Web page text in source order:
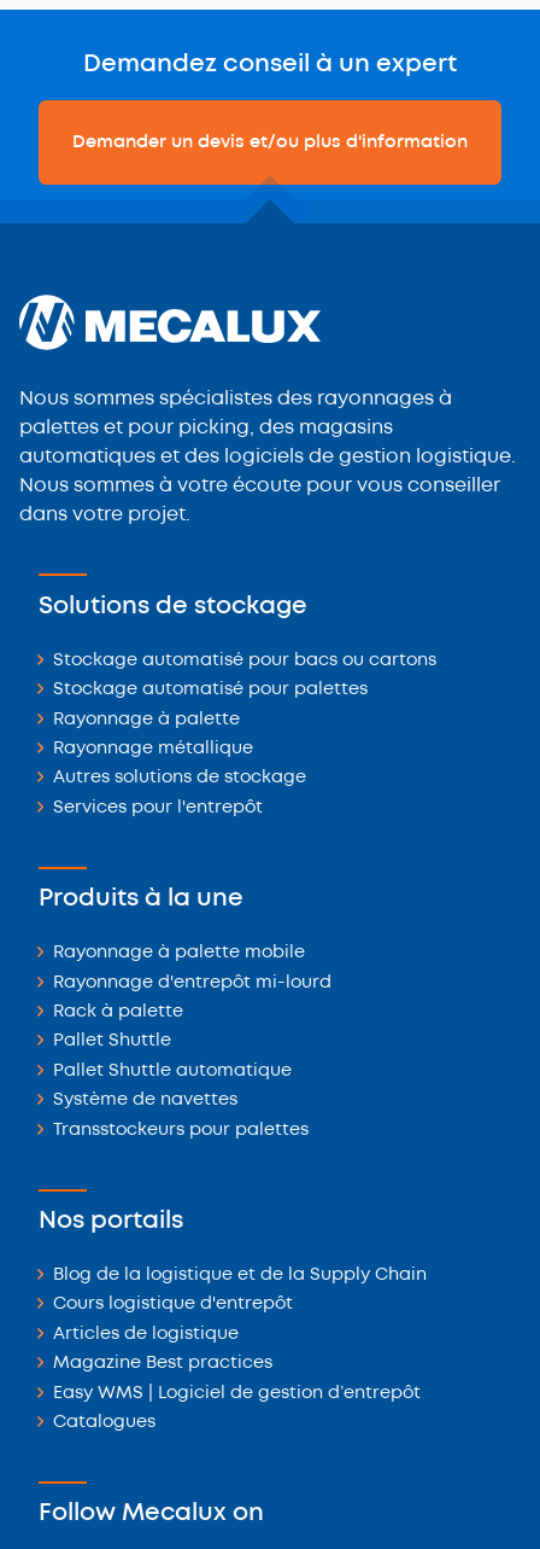
Demandez conseil à un expert
Demander un devis et/ou plus d'information
Nous sommes spécialistes des rayonnages à
palettes et pour picking, des magasins
automatiques et des logiciels de gestion logistique.
Nous sommes à votre écoute pour vous conseiller
dans votre projet.
Solutions de stockage
Stockage automatisé pour bacs ou cartons
Stockage automatisé pour palettes
Rayonnage à palette
Rayonnage métallique
Autres solutions de stockage
Services pour l'entrepôt
Produits à la une
Rayonnage à palette mobile
Rayonnage d'entrepôt mi-lourd
Rack à palette
Pallet Shuttle
Pallet Shuttle automatique
Système de navettes
Transstockeurs pour palettes
Nos portails
Blog de la logistique et de la Supply Chain
Cours logistique d'entrepôt
Articles de logistique
Magazine Best practices
Easy WMS | Logiciel de gestion d’entrepôt
Catalogues
Follow Mecalux on